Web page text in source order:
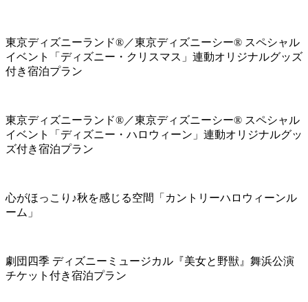
東京ディズニーランド®／東京ディズニーシー® スペシャル
イベント「ディズニー・クリスマス」連動オリジナルグッズ
付き宿泊プラン
東京ディズニーランド®／東京ディズニーシー® スペシャル
イベント「ディズニー・ハロウィーン」連動オリジナルグッ
ズ付き宿泊プラン
心がほっこり♪秋を感じる空間「カントリーハロウィーンル
ーム」
劇団四季 ディズニーミュージカル『美女と野獣』舞浜公演
チケット付き宿泊プラン